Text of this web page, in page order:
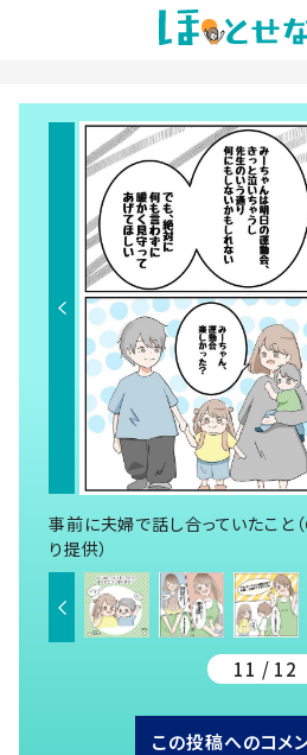
事前に夫婦で話し合っていたこ
り提供）
11 / 12
この投稿へのコメ